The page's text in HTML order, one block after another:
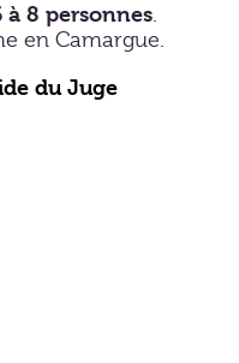
à 8 personnes.
en Camargue.
du Juge